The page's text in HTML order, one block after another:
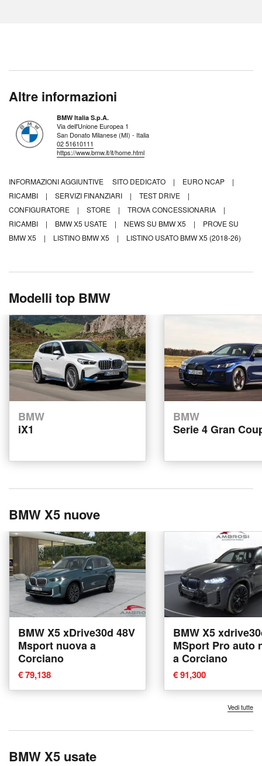
Altre informazioni
BMW Italia S.p.A.
Via dell'Unione Europea 1
San Donato Milanese (MI) - Italia
02 51610111
https://www.bmw.it/it/home.html
INFORMAZIONI AGGIUNTIVE SITO DEDICATO | EURO NCAP
|
RICAMBI
| SERVIZI FINANZIARI | TEST DRIVE
|
CONFIGURATORE
| STORE | TROVA CONCESSIONARIA
|
RICAMBI
| BMW X5 USATE | NEWS SU BMW X5 |
PROVE SU
BMW X5
| LISTINO BMW X5 | LISTINO USATO BMW X5 (2018-26)
Modelli top BMW
BMW
iX1
BMW
Serie 4 Gran
BMW X5 nuove
BMW X5 xDrive30d 48V
Msport nuova a
Corciano
€ 79,138
BMW X5
MSport Pro auto
a Corciano
€ 91,300
Vedi tutte
BMW X5 usate